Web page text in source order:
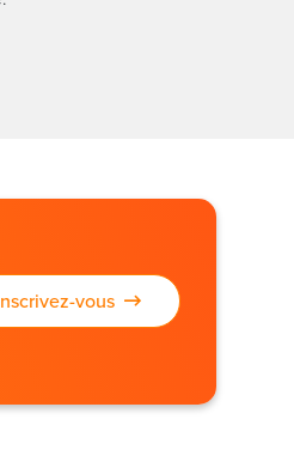
vous